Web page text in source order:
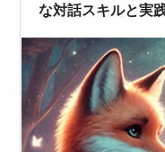
な対話スキルと実